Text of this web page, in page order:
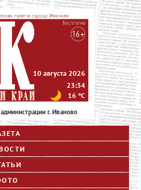
г. Иваново
10 августа 2026
23:34
16 °C